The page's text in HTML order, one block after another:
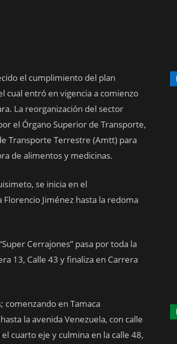
el cumplimiento del plan
cual entró en vigencia a comienzo
La reorganización del sector
el Órgano Superior de Transporte,
Transporte Terrestre (Amtt) para
de alimentos y medicinas.
se inicia en el
Jiménez hasta la redoma
Cerrajones” pasa por toda la
13, Calle 43 y finaliza en Carrera
comenzando en Tamaca
la avenida Venezuela, con calle
cuarto eje y culmina en la calle 48,